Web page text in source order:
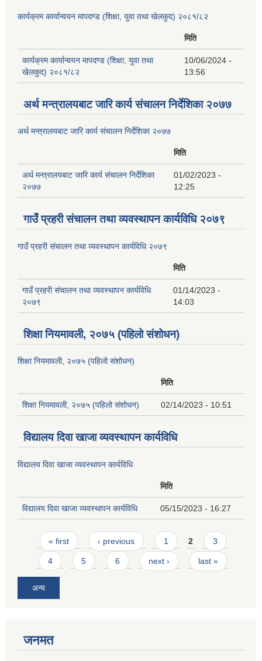
कार्यक्रम कार्यान्वयन मापदण्ड (शिक्षा, युवा तथा खेलकुद) २०८१/८२
मिति
कार्यक्रम कार्यान्वयन मापदण्ड (शिक्षा, युवा तथा
खेलकुद) २०८१/८२
10/06/2024 -
13:56
अर्थ मन्त्रालयबाट जारि कार्य संचालन निर्देशिका २०७७
अर्थ मन्त्रालयबाट जारि कार्य संचालन निर्देशिका २०७७
मिति
अर्थ मन्त्रालयबाट जारि कार्य संचालन निर्देशिका
२०७७
01/02/2023 -
12:25
गाउँ प्रहरी संचालन तथा व्यवस्थापन कार्यविधि २०७९
गाउँ प्रहरी संचालन तथा व्यवस्थापन कार्यविधि २०७९
मिति
गाउँ प्रहरी संचालन तथा व्यवस्थापन कार्यविधि
२०७९
01/14/2023 -
14:03
शिक्षा नियमावली, २०७५ (पहिलो संशोधन)
शिक्षा नियमावली, २०७५ (पहिलो संशोधन)
मिति
शिक्षा नियमावली, २०७५ (पहिलो संशोधन) 02/14/2023 - 10:51
विद्यालय दिवा खाजा व्यवस्थापन कार्यविधि
विद्यालय दिवा खाजा व्यवस्थापन कार्यविधि
मिति
विद्यालय दिवा खाजा व्यवस्थापन कार्यविधि 05/15/2023 - 16:27
Pages
« first ‹ previous 1 2 3
4 5 6 next › last »
अन्य
जनमत